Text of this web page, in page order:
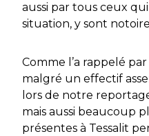
aussi par tous ceux
situation, y sont
Comme l’a rappelé
malgré un effectif
lors de notre
mais aussi beaucoup
présentes à Tessalit